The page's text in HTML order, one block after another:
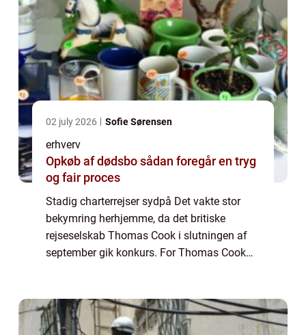
02 july 2026 Sofie Sørensen
erhverv
Opkøb af dødsbo sådan foregår en tryg
og fair proces
Stadig charterrejser sydpå Det vakte stor
bekymring herhjemme, da det britiske
rejseselskab Thomas Cook i slutningen af
september gik konkurs. For Thomas Cook
Spies st...